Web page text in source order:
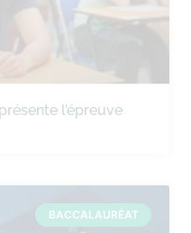
l’épreuve
BACCALAURÉAT